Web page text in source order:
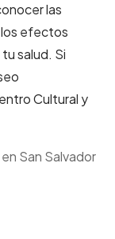
las
efectos
salud. Si
Cultural y
San Salvador